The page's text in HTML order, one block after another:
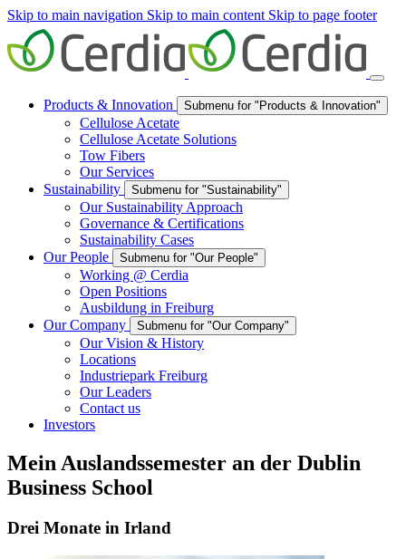
Skip to main navigation Skip to main content Skip to page footer
Products & Innovation Submenu for "Products & Innovation"
Cellulose Acetate
Cellulose Acetate Solutions
Tow Fibers
Our Services
Sustainability
Submenu for "Sustainability"
Our Sustainability Approach
Governance & Certifications
Sustainability Cases
Our People
Submenu for "Our People"
Working @ Cerdia
Open Positions
Ausbildung in Freiburg
Our Company
Submenu for "Our Company"
Our Vision & History
Locations
Industriepark Freiburg
Our Leaders
Contact us
Investors
Mein Auslandssemester an der Dublin
Business School
Drei Monate in Irland